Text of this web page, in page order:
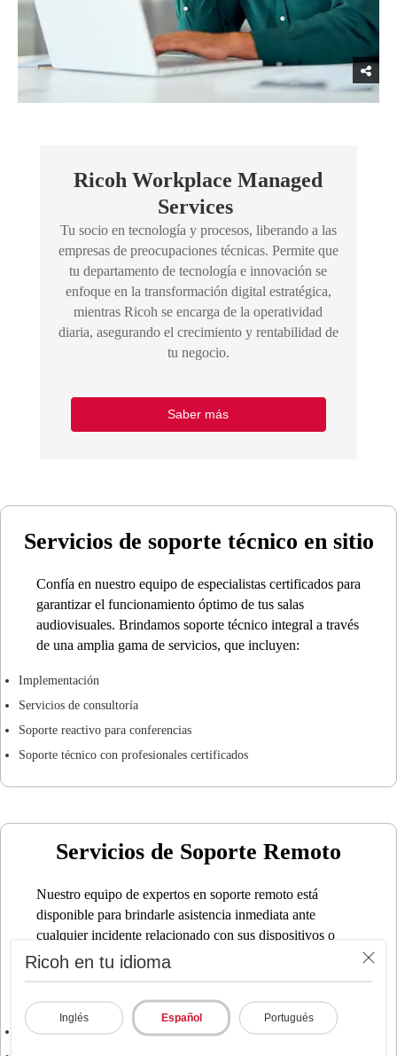
Ricoh en tu idioma
Inglés Español Portugués
Ricoh Workplace Managed
Services
Tu socio en tecnología y procesos, liberando a las
empresas de preocupaciones técnicas. Permite que
tu departamento de tecnología e innovación se
enfoque en la transformación digital estratégica,
mientras Ricoh se encarga de la operatividad
diaria, asegurando el crecimiento y rentabilidad de
tu negocio.
Saber más
Servicios de soporte técnico en sitio
Confía en nuestro equipo de especialistas certificados para
garantizar el funcionamiento óptimo de tus salas
audiovisuales. Brindamos soporte técnico integral a través
de una amplia gama de servicios, que incluyen:
Implementación
Servicios de consultoría
Soporte reactivo para conferencias
Soporte técnico con profesionales certificados
Servicios de Soporte Remoto
Nuestro equipo de expertos en soporte remoto está
disponible para brindarle asistencia inmediata ante
cualquier incidente relacionado con sus dispositivos o
software. Ofrecemos una amplia gama de servicios para
inconvenientes, que incluyen:
Centro de contacto